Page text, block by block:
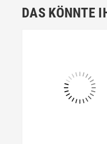
DAS KÖNNTE